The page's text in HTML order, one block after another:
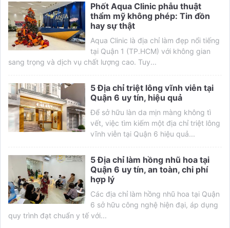
Phốt Aqua Clinic phẫu thuật
thẩm mỹ không phép: Tin đồn
hay sự thật
Aqua Clinic là địa chỉ làm đẹp nổi tiếng
tại Quận 1 (TP.HCM) với không gian
sang trọng và dịch vụ chất lượng cao. Tuy...
5 Địa chỉ triệt lông vĩnh viễn tại
Quận 6 uy tín, hiệu quả
Để sở hữu làn da mịn màng không tì
vết, việc tìm kiếm một địa chỉ triệt lông
vĩnh viễn tại Quận 6 hiệu quả...
5 Địa chỉ làm hồng nhũ hoa tại
Quận 6 uy tín, an toàn, chi phí
hợp lý
Các địa chỉ làm hồng nhũ hoa tại Quận
6 sở hữu công nghệ hiện đại, áp dụng
quy trình đạt chuẩn y tế với...